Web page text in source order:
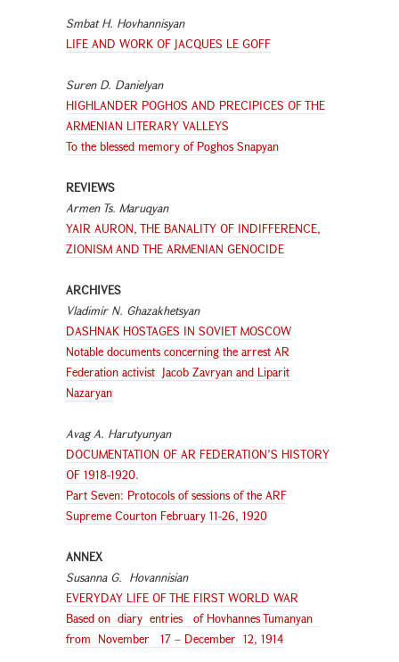
Smbat H. Hovhannisyan
LIFE AND WORK OF JACQUES LE GOFF
Suren D. Danielyan
HIGHLANDER POGHOS AND PRECIPICES OF THE
ARMENIAN LITERARY VALLEYS
To the blessed memory of Poghos Snapyan
REVIEWS
Armen Ts. Maruqyan
YAIR AURON, THE BANALITY OF INDIFFERENCE,
ZIONISM AND THE ARMENIAN GENOCIDE
ARCHIVES
Vladimir N. Ghazakhetsyan
DASHNAK HOSTAGES IN SOVIET MOSCOW
Notable documents concerning the arrest AR
Federation activist Jacob Zavryan and Liparit
Nazaryan
Avag A. Harutyunyan
DOCUMENTATION OF AR FEDERATION’S HISTORY
OF 1918-1920.
Part Seven: Protocols of sessions of the ARF
Supreme Courton February 11-26, 1920
ANNEX
Susanna G. Hovannisian
EVERYDAY LIFE OF THE FIRST WORLD WAR
Based on diary entries of Hovhannes Tumanyan
from November 17 – December 12, 1914